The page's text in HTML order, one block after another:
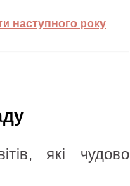
наступного року
які чудово